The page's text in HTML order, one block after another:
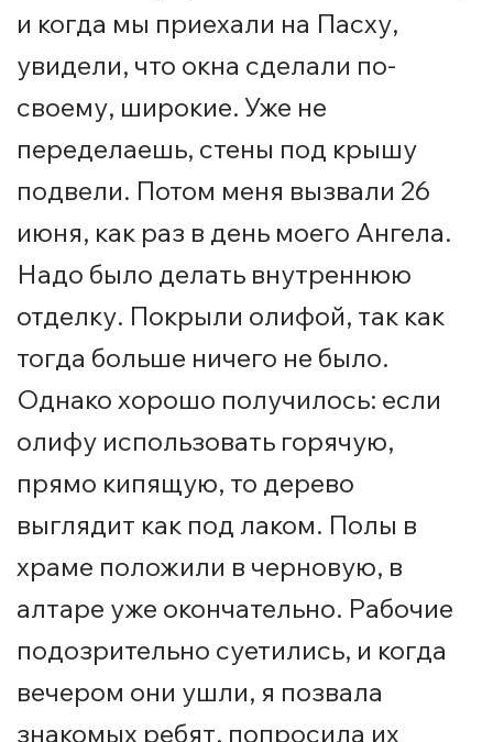
и когда мы приехали на Пасху,
увидели, что окна сделали по-
своему, широкие. Уже не
переделаешь, стены под крышу
подвели. Потом меня вызвали 26
июня, как раз в день моего Ангела.
Надо было делать внутреннюю
отделку. Покрыли олифой, так как
тогда больше ничего не было.
Однако хорошо получилось: если
олифу использовать горячую,
прямо кипящую, то дерево
выглядит как под лаком. Полы в
храме положили в черновую, в
алтаре уже окончательно. Рабочие
подозрительно суетились, и когда
вечером они ушли, я позвала
знакомых ребят, попросила их